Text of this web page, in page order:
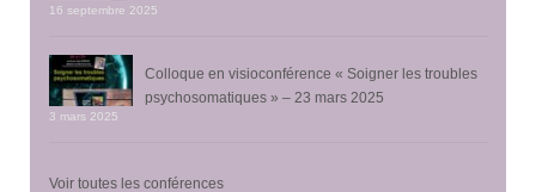
16 septembre 2025
Colloque en visioconférence « Soigner les troubles
psychosomatiques » – 23 mars 2025
3 mars 2025
Voir toutes les conférences